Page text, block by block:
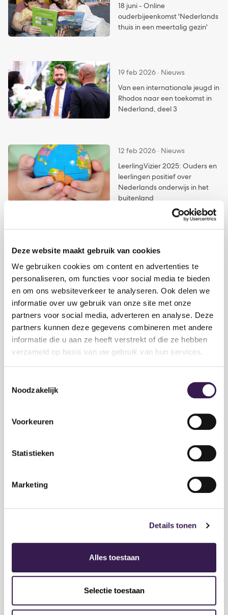
Deze website maakt gebruik van cookies
We gebruiken cookies om content en advertenties te
personaliseren, om functies voor social media te bieden
en om ons websiteverkeer te analyseren. Ook delen we
informatie over uw gebruik van onze site met onze
partners voor social media, adverteren en analyse. Deze
partners kunnen deze gegevens combineren met andere
informatie die u aan ze heeft verstrekt of die ze hebben
verzameld op basis van uw gebruik van hun services.
Noodzakelijk
Voorkeuren
Statistieken
Marketing
Details tonen
Alles toestaan
Selectie toestaan
18 juni - Online
ouderbijeenkomst 'Nederlands
thuis in een meertalig gezin'
19 feb 2026 · Nieuws
Van een internationale jeugd in
Rhodos naar een toekomst in
Nederland, deel 3
12 feb 2026 · Nieuws
LeerlingVizier 2025: Ouders en
leerlingen positief over
Nederlands onderwijs in het
buitenland
Van een internationale jeugd in
Rhodos naar een toekomst in
Nederland, deel 2
21 jan 2026 · Nieuws
Van een internationale jeugd in
Rhodos naar een toekomst in
Wereldwijde Taalkrant 2025
11 jul 2025 · Nieuws
NOB Bijscholing 2025